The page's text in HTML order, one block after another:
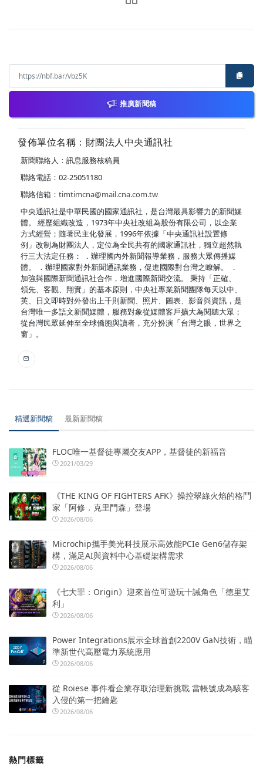
推廣新聞稿
發佈單位名稱：財團法人中央通訊社
新聞聯絡人：訊息服務核稿員
聯絡電話：02-25051180
聯絡信箱： timtimcna@mail.cna.com.tw
中央通訊社是中華民國的國家通訊社，是台灣最具影響力的新聞媒
體。 經歷組織改造，1973年中央社改組為股份有限公司，以企業
方式經營；隨著民主化發展，1996年依據「中央通訊社設置條
例」改制為財團法人，定位為全民共有的國家通訊社，獨立超然執
行三大法定任務： ．辦理國內外新聞報導業務，服務大眾傳播媒
體。 ．辦理國家對外新聞通訊業務，促進國際對台灣之瞭解。 ．
加強與國際新聞通訊社合作，增進國際新聞交流。 秉持「正確、
領先、客觀、翔實」的基本原則，中央社專業新聞團隊每天以中、
英、日文即時對外發出上千則新聞、照片、圖表、影音與資訊，是
台灣唯一多語文新聞媒體，服務對象從媒體客戶擴大為閱聽大眾；
從台灣民眾延伸至全球僑胞與讀者，充分扮演「台灣之眼，世界之
窗」。
精選新聞稿 最新新聞稿
FLOC唯一基督徒專屬交友APP，基督徒的新福音
2021/03/29
《THE KING OF FIGHTERS AFK》操控翠綠火焰的格鬥
家「阿修．克里門森」登場
2026/08/06
Microchip攜手美光科技展示高效能PCIe Gen6儲存架
構，滿足AI與資料中心基礎架構需求
2026/08/06
《七大罪：Origin》迎來首位可遊玩十誡角色「德里艾
利」
2026/08/06
Power Integrations展示全球首創2200V GaN技術，瞄
準新世代高壓電力系統應用
2026/08/06
從 Roiese 事件看企業存取治理新挑戰 當帳號成為駭客
入侵的第一把鑰匙
2026/08/06
熱門標籤